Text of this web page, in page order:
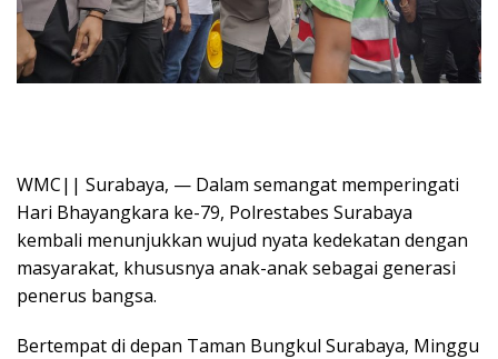
WMC|| Surabaya, — Dalam semangat memperingati
Hari Bhayangkara ke-79, Polrestabes Surabaya
kembali menunjukkan wujud nyata kedekatan dengan
masyarakat, khususnya anak-anak sebagai generasi
penerus bangsa.
Bertempat di depan Taman Bungkul Surabaya, Minggu